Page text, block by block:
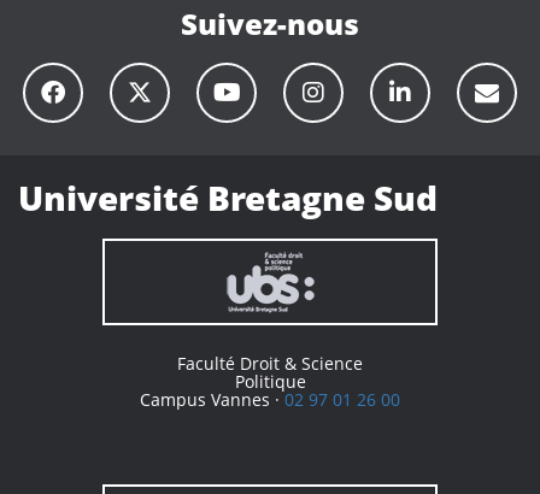
Suivez-nous
Université Bretagne Sud
Faculté Droit & Science
Politique
Campus Vannes ·02 97 01 26 00